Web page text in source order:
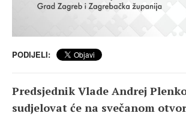
PODIJELI:
Predsjednik Vlade Andrej
sudjelovat će na svečanom